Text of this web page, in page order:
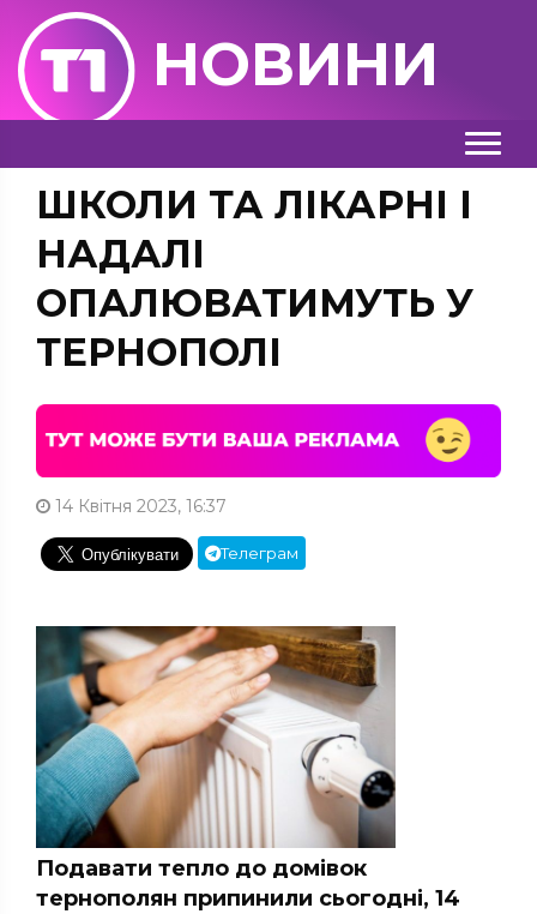
НОВИНИ
ШКОЛИ ТА ЛІКАРНІ І
НАДАЛІ
ОПАЛЮВАТИМУТЬ У
ТЕРНОПОЛІ
14 Квітня 2023, 16:37
Телеграм
Подавати тепло до домівок
тернополян припинили сьогодні, 14